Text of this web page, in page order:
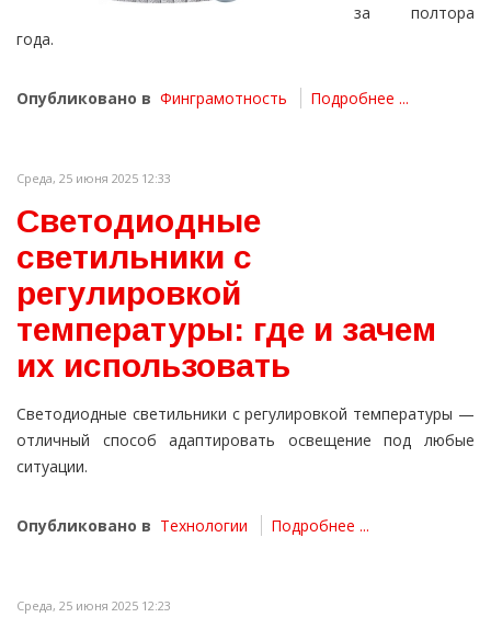
за полтора
года.
Опубликовано в Финграмотность Подробнее ...
Среда, 25 июня 2025 12:33
Светодиодные
светильники с
регулировкой
температуры: где и зачем
их использовать
Светодиодные светильники с регулировкой температуры —
отличный способ адаптировать освещение под любые
ситуации.
Опубликовано в Технологии Подробнее ...
Среда, 25 июня 2025 12:23